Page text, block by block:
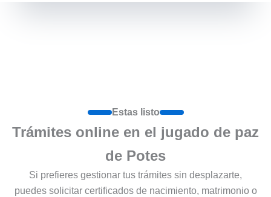
Estas listo
Trámites online en el jugado de paz
de Potes
Si prefieres gestionar tus trámites sin desplazarte,
puedes solicitar certificados de nacimiento, matrimonio o